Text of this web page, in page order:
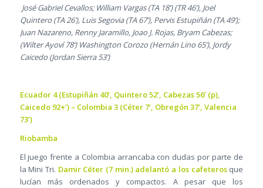
José Gabriel Cevallos; William Vargas (TA 18’) (TR 46’), Joel
Quintero (TA 26’), Luis Segovia (TA 67’), Pervis Estupiñán (TA 49’);
Juan Nazareno, Renny Jaramillo, Joao J. Rojas, Bryam Cabezas;
(Wilter Ayoví 78‘) Washington Corozo (Hernán Lino 65’), Jordy
Caicedo (Jordan Sierra 53’)
Ecuador 4 (Estupiñán 40’, Quintero 52’, Cabezas 56’ (p),
Caicedo 92+’) – Colombia 3 (Céter 7’, Obregón 37’, Valencia
73’)
Riobamba
El juego frente a Colombia arrancaba con dudas por parte de
la Mini Tri. Damir Céter (7 min.) adelantó a los cafeterosque
lucían más ordenados y compactos. A pesar que los